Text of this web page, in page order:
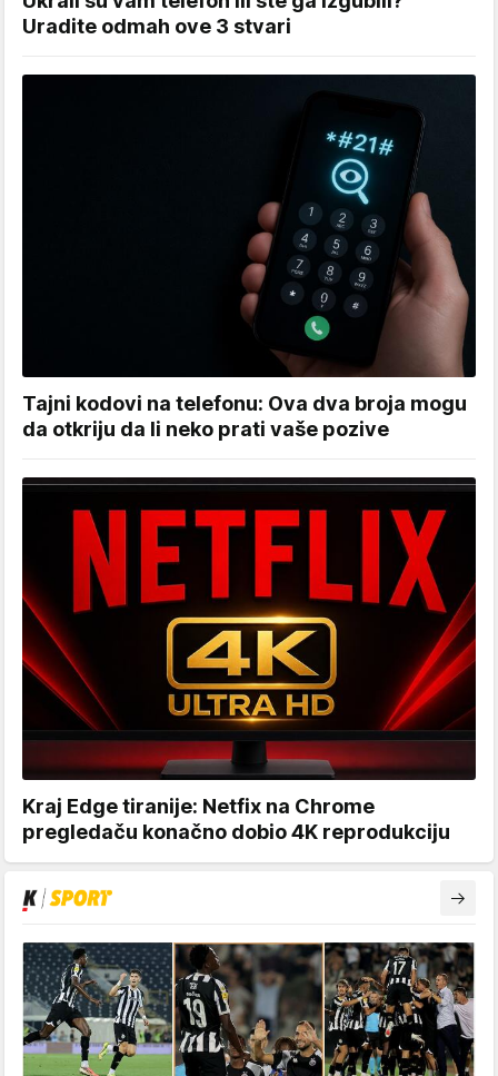
Uradite odmah ove 3 stvari
Tajni kodovi na telefonu: Ova dva broja mogu
da otkriju da li neko prati vaše pozive
Kraj Edge tiranije: Netfix na Chrome
pregledaču konačno dobio 4K reprodukciju